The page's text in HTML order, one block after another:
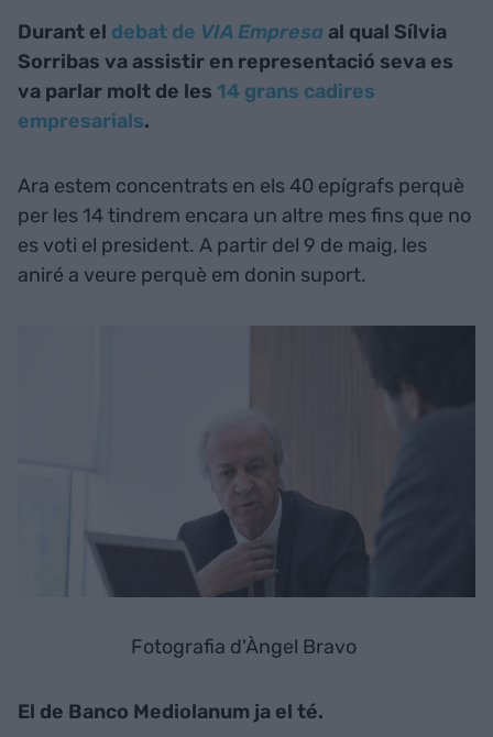
Durant el debat de VIA Empresaal qual Sílvia
Sorribas va assistir en representació seva es
va parlar molt de les 14 grans cadires
empresarials.
Ara estem concentrats en els 40 epígrafs perquè
per les 14 tindrem encara un altre mes fins que no
es voti el president. A partir del 9 de maig, les
aniré a veure perquè em donin suport.
Fotografia d'Àngel Bravo
El de Banco Mediolanum ja el té.